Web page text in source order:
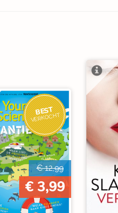
BEST
VERKOCHT
€ 12,99
€ 3,99